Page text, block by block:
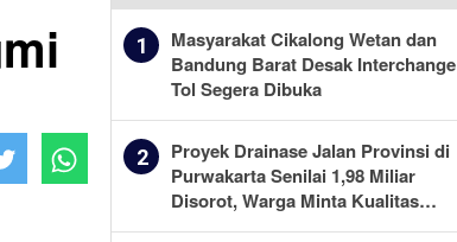
1
Masyarakat Cikalong Wetan dan
Bandung Barat Desak Interchange
Tol Segera Dibuka
2
Proyek Drainase Jalan Provinsi di
Purwakarta Senilai 1,98 Miliar
Disorot, Warga Minta Kualitas
Pekerjaan Diawasi Ketat